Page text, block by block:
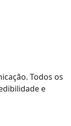
Todos os
e